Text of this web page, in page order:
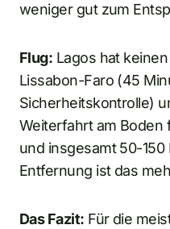
weniger gut zum
Flug: Lagos hat
Lissabon-Faro (45
Sicherheitskontrolle)
Weiterfahrt am Boden
und insgesamt 50-150
Entfernung ist das
Das Fazit: Für die